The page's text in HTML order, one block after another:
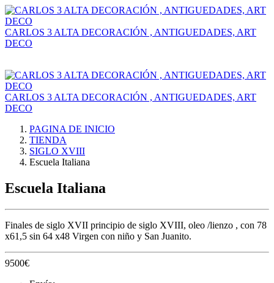
CARLOS 3 ALTA DECORACIÓN , ANTIGUEDADES, ART
DECO
CARLOS 3 ALTA DECORACIÓN , ANTIGUEDADES, ART
DECO
PAGINA DE INICIO
TIENDA
SIGLO XVIII
Escuela Italiana
Escuela Italiana
Finales de siglo XVII principio de siglo XVIII, oleo /lienzo , con 78
x61,5 sin 64 x48 Virgen con niño y San Juanito.
9500€